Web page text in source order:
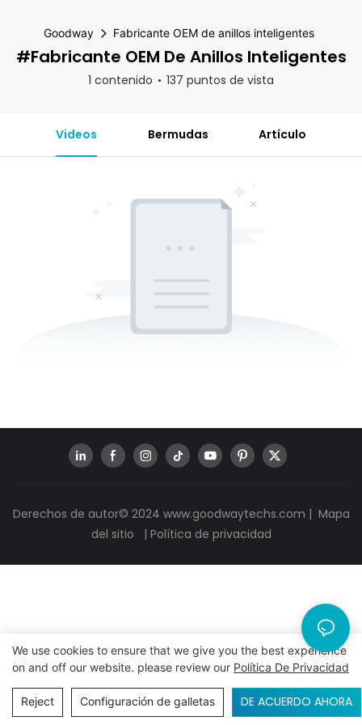
Goodway Fabricante OEM de anillos inteligentes
#Fabricante OEM De Anillos Inteligentes
1 contenido 137 puntos de vista
Videos Bermudas Artículo
Derechos de autor© 2024 www.goodwaytechs.com | Mapa
del sitio
| Política de privacidad
We use cookies to ensure that we give you the best experience
on and off our website. please review our Política De Privacidad
Reject Configuración de galletas DE ACUERDO AHORA